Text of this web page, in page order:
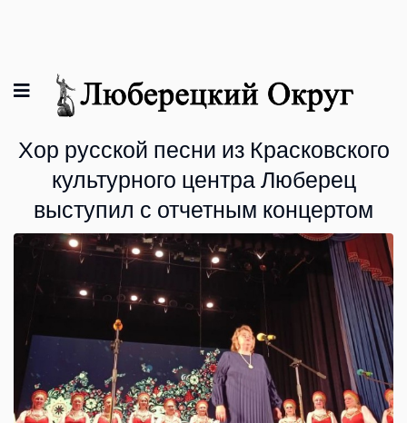
Хор русской песни из Красковского
культурного центра Люберец
выступил с отчетным концертом